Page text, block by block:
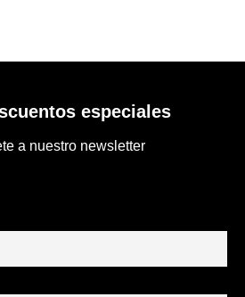
especiales
a nuestro newsletter